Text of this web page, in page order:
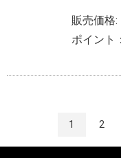
販売価格:
ポイント：
1 2